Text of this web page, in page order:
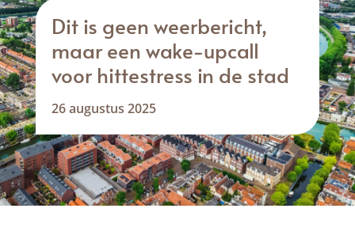
Dit is geen weerbericht,
maar een wake-upcall
voor hittestress in de stad
26 augustus 2025